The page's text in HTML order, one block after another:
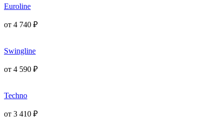
Euroline
от 4 740 ₽
Swingline
от 4 590 ₽
Techno
от 3 410 ₽